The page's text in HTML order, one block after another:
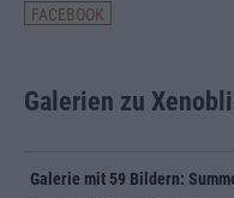
FACEBOOK
Galerien zu
Galerie mit 59 Bildern: